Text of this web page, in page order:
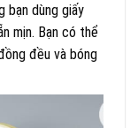
bạn dùng giấy
mịn. Bạn có thể
đều và bóng